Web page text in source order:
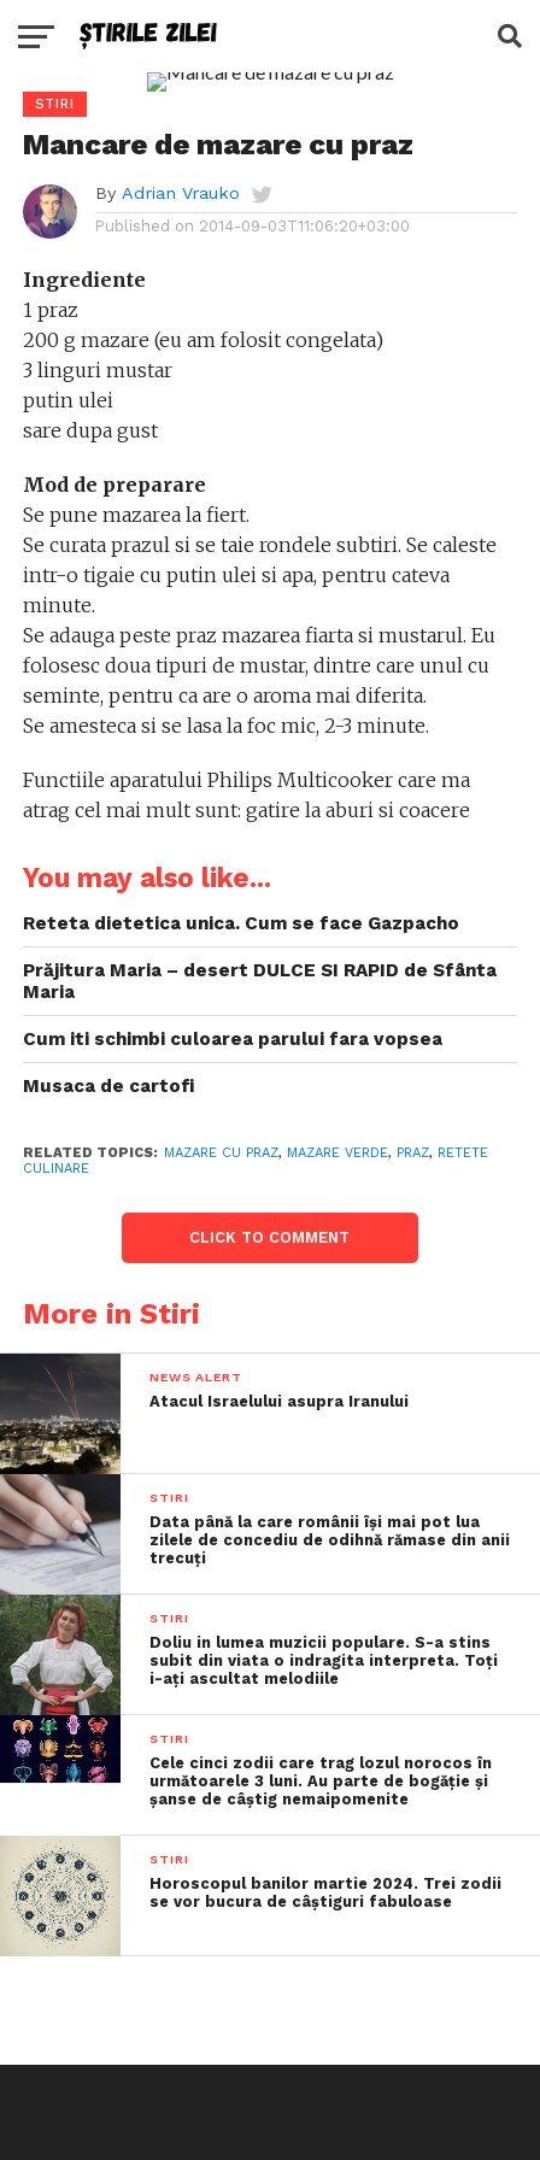
STIRI
Mancare de mazare cu praz
By Adrian Vrauko
Published on 2014-09-03T11:06:20+03:00
Ingrediente
1 praz
200 g mazare (eu am folosit congelata)
3 linguri mustar
putin ulei
sare dupa gust
Mod de preparare
Se pune mazarea la fiert.
Se curata prazul si se taie rondele subtiri. Se caleste
intr-o tigaie cu putin ulei si apa, pentru cateva
minute.
Se adauga peste praz mazarea fiarta si mustarul. Eu
folosesc doua tipuri de mustar, dintre care unul cu
seminte, pentru ca are o aroma mai diferita.
Se amesteca si se lasa la foc mic, 2-3 minute.
Functiile aparatului Philips Multicooker care ma
atrag cel mai mult sunt: gatire la aburi si coacere
You may also like...
Reteta dietetica unica. Cum se face Gazpacho
Prăjitura Maria – desert DULCE SI RAPID de Sfânta
Maria
Cum iti schimbi culoarea parului fara vopsea
Musaca de cartofi
RELATED TOPICS: MAZARE CU PRAZ, MAZARE VERDE, PRAZ, RETETE
CULINARE
CLICK TO COMMENT
More in Stiri
NEWS ALERT
Atacul Israelului asupra Iranului
STIRI
Data până la care românii îşi mai pot lua
zilele de concediu de odihnă rămase din anii
trecuţi
STIRI
Doliu in lumea muzicii populare. S-a stins
subit din viata o indragita interpreta. Toți
i-ați ascultat melodiile
STIRI
Cele cinci zodii care trag lozul norocos în
următoarele 3 luni. Au parte de bogăție și
șanse de câștig nemaipomenite
STIRI
Horoscopul banilor martie 2024. Trei zodii
se vor bucura de câștiguri fabuloase